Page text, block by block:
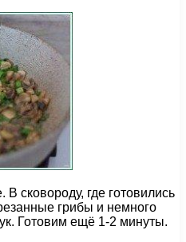
сковороду, где готовились
грибы и немного
Готовим ещё 1-2 минуты.